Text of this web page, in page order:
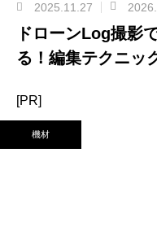
2025.11.27
ドローンLog撮影
る！編集テクニッ
[PR]
機材